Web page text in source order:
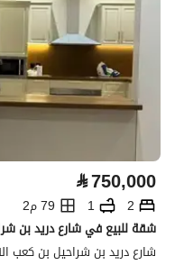
⃁750,000
2
1
79 م2
شارع دريد بن شراحيل بن كعب